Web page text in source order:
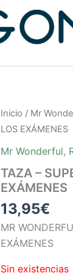
Inicio / Mr
LOS EXÁMENES
Mr Wonderful,
TAZA –
EXÁMENES
13,95€
MR
EXÁMENES
Sin existencias